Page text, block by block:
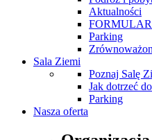
Aktualności
Parking
Sala Ziemi
Poznaj Salę
Jak dotrzeć
Parking
Nasza oferta